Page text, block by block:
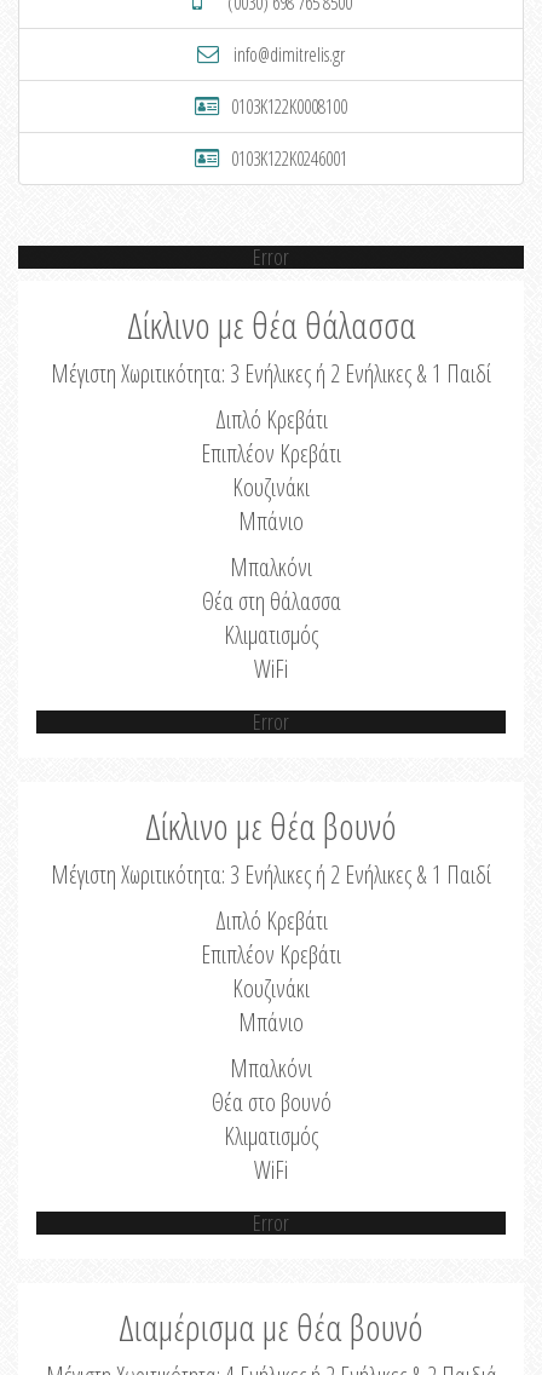
info@dimitrelis.gr
0103K122K0008100
0103K122K0246001
Error
Δίκλινο με θέα θάλασσα
Μέγιστη Χωριτικότητα: 3 Ενήλικες ή 2 Ενήλικες & 1 Παιδί
Διπλό Κρεβάτι
Επιπλέον Κρεβάτι
Κουζινάκι
Μπάνιο
Μπαλκόνι
Θέα στη θάλασσα
Κλιματισμός
WiFi
Error
Δίκλινο με θέα βουνό
Μέγιστη Χωριτικότητα: 3 Ενήλικες ή 2 Ενήλικες & 1 Παιδί
Διπλό Κρεβάτι
Επιπλέον Κρεβάτι
Κουζινάκι
Μπάνιο
Μπαλκόνι
Θέα στο βουνό
Κλιματισμός
WiFi
Error
Διαμέρισμα με θέα βουνό